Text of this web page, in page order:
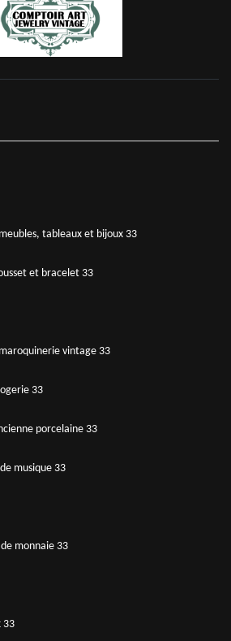
tableaux et bijoux 33
et bracelet 33
vintage 33
33
porcelaine 33
musique 33
monnaie 33
33